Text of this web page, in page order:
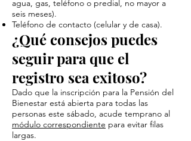
agua, gas, teléfono o predial, no mayor a
seis meses).
Teléfono de contacto (celular y de casa).
¿Qué consejos puedes
seguir para que el
registro sea exitoso?
Dado que la inscripción para la Pensión del
Bienestar está abierta para todas las
personas este sábado, acude temprano al
módulo correspondiente para evitar filas
largas.